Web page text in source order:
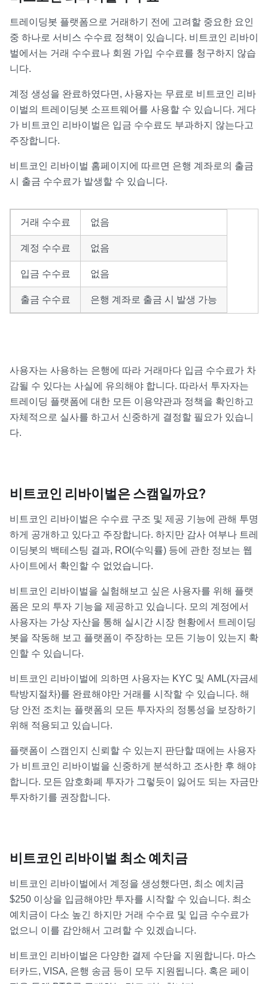
트레이딩봇 플랫폼으로 거래하기 전에 고려할 중요한 요인
중 하나로 서비스 수수료 정책이 있습니다. 비트코인 리바이
벌에서는 거래 수수료나 회원 가입 수수료를 청구하지 않습
니다.
계정 생성을 완료하였다면, 사용자는 무료로 비트코인 리바
이벌의 트레이딩봇 소프트웨어를 사용할 수 있습니다. 게다
가 비트코인 리바이벌은 입금 수수료도 부과하지 않는다고
주장합니다.
비트코인 리바이벌 홈페이지에 따르면 은행 계좌로의 출금
시 출금 수수료가 발생할 수 있습니다.
거래 수수료 없음
계정 수수료 없음
입금 수수료 없음
출금 수수료 은행 계좌로 출금 시 발생 가능
사용자는 사용하는 은행에 따라 거래마다 입금 수수료가 차
감될 수 있다는 사실에 유의해야 합니다. 따라서 투자자는
트레이딩 플랫폼에 대한 모든 이용약관과 정책을 확인하고
자체적으로 실사를 하고서 신중하게 결정할 필요가 있습니
다.
비트코인 리바이벌은 스캠일까요?
비트코인 리바이벌은 수수료 구조 및 제공 기능에 관해 투명
하게 공개하고 있다고 주장합니다. 하지만 감사 여부나 트레
이딩봇의 백테스팅 결과, ROI(수익률) 등에 관한 정보는 웹
사이트에서 확인할 수 없었습니다.
비트코인 리바이벌을 실험해보고 싶은 사용자를 위해 플랫
폼은 모의 투자 기능을 제공하고 있습니다. 모의 계정에서
사용자는 가상 자산을 통해 실시간 시장 현황에서 트레이딩
봇을 작동해 보고 플랫폼이 주장하는 모든 기능이 있는지 확
인할 수 있습니다.
비트코인 리바이벌에 의하면 사용자는 KYC 및 AML(자금세
탁방지절차)를 완료해야만 거래를 시작할 수 있습니다. 해
당 안전 조치는 플랫폼의 모든 투자자의 정통성을 보장하기
위해 적용되고 있습니다.
플랫폼이 스캠인지 신뢰할 수 있는지 판단할 때에는 사용자
가 비트코인 리바이벌을 신중하게 분석하고 조사한 후 해야
합니다. 모든 암호화폐 투자가 그렇듯이 잃어도 되는 자금만
투자하기를 권장합니다.
비트코인 리바이벌 최소 예치금
비트코인 리바이벌에서 계정을 생성했다면, 최소 예치금
$250 이상을 입금해야만 투자를 시작할 수 있습니다. 최소
예치금이 다소 높긴 하지만 거래 수수료 및 입금 수수료가
없으니 이를 감안해서 고려할 수 있겠습니다.
비트코인 리바이벌은 다양한 결제 수단을 지원합니다. 마스
터카드, VISA, 은행 송금 등이 모두 지원됩니다. 혹은 페이